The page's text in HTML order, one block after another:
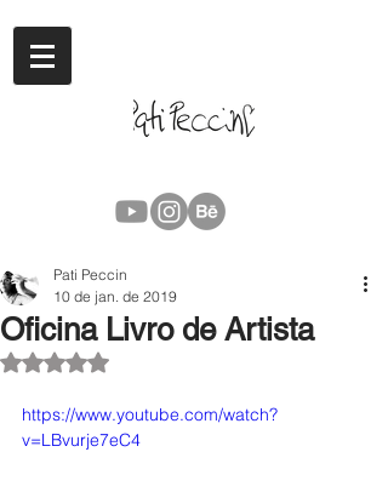
Oficina Livro de Artista
Pati Peccin
10 de jan. de 2019
Avaliado com NaN de 5 estrelas.
https://www.youtube.com/watch?
v=LBvurje7eC4